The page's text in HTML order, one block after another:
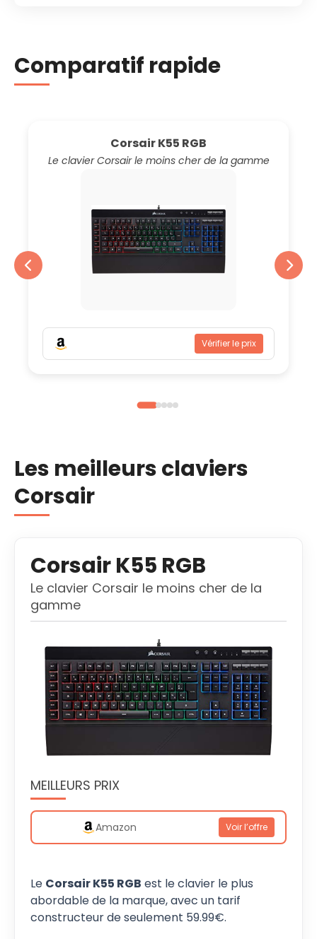
Comparatif rapide
Corsair K55 RGB
Le clavier Corsair le moins cher de la gamme
Vérifier le prix
Les meilleurs claviers
Corsair
Corsair K55 RGB
Le clavier Corsair le moins cher de la
gamme
MEILLEURS PRIX
Amazon Voir l’offre
Le Corsair K55 RGB est le clavier le plus
abordable de la marque, avec un tarif
constructeur de seulement 59.99€.